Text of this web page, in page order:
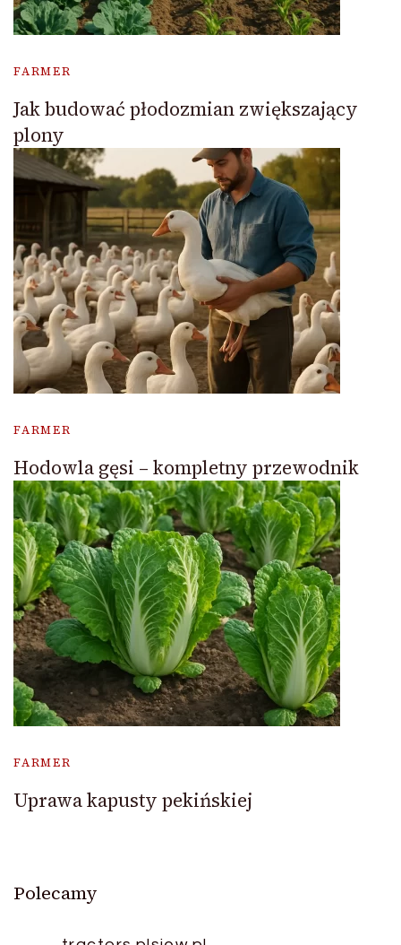
FARMER
Jak budować płodozmian zwiększający
plony
FARMER
Hodowla gęsi – kompletny przewodnik
FARMER
Uprawa kapusty pekińskiej
Polecamy